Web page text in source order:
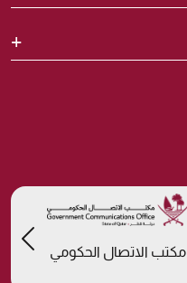
مكتب الاتصال الحكومي